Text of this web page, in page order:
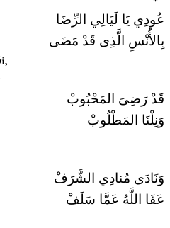
عُودِي يَا لَيَالِي الرِّضَا
بِالأُنْسِ الَّذِى قَدْ مَضَى
قَدْ رَضِىَ المَحْبُوبْ
وَنِلْنَا المَطْلُوبْ
وَنَادَى مُنادِي الشَّرَفْ
عَفَا اللَّهُ عَمَّا سَلَفْ